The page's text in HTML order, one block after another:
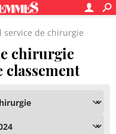
service de chirurgie
chirurgie